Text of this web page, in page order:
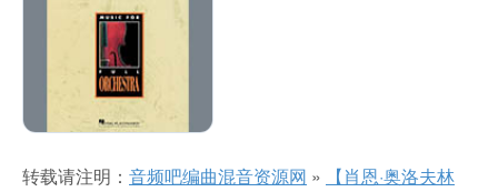
转载请注明： 音频吧编曲混音资源网 »
【肖恩·奥洛夫林